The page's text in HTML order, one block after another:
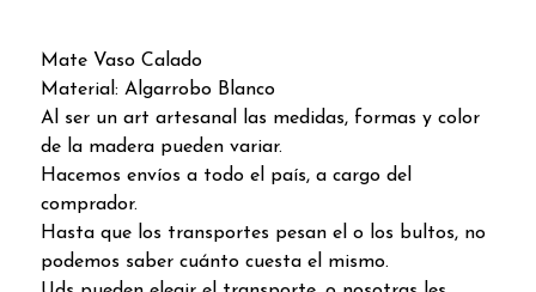
Mate Vaso Calado
Material: Algarrobo Blanco
Al ser un art artesanal las medidas, formas y color
de la madera pueden variar.
Hacemos envíos a todo el país, a cargo del
comprador.
Hasta que los transportes pesan el o los bultos, no
podemos saber cuánto cuesta el mismo.